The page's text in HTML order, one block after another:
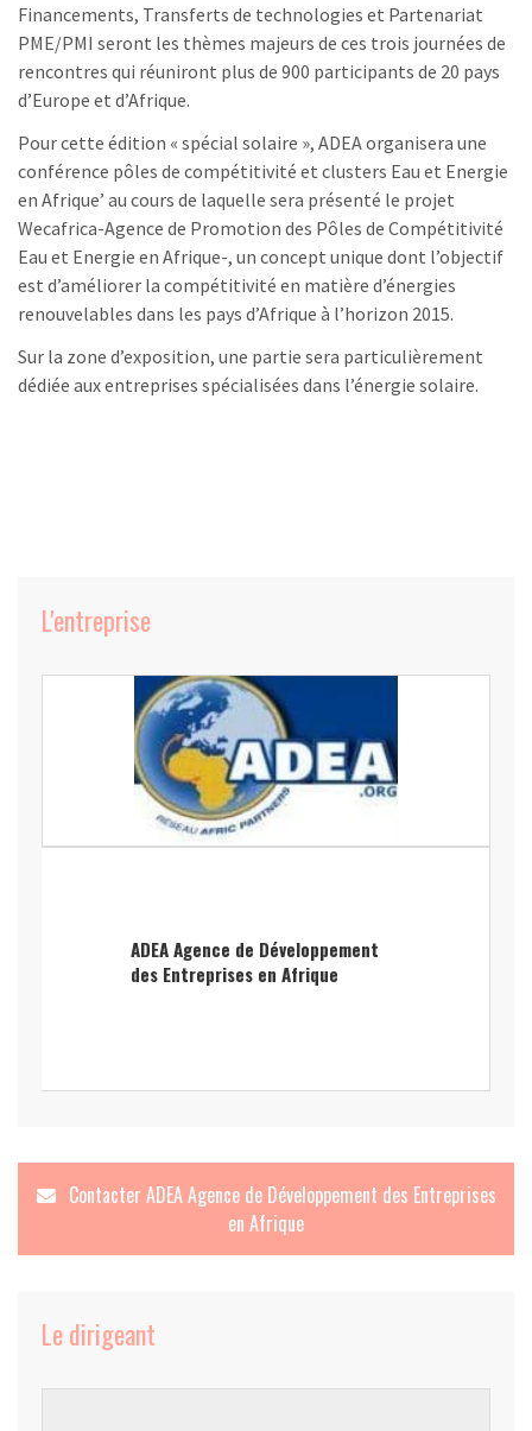
Financements, Transferts de technologies et Partenariat
PME/PMI seront les thèmes majeurs de ces trois journées de
rencontres qui réuniront plus de 900 participants de 20 pays
d’Europe et d’Afrique.
Pour cette édition « spécial solaire », ADEA organisera une
conférence pôles de compétitivité et clusters Eau et Energie
en Afrique’ au cours de laquelle sera présenté le projet
Wecafrica-Agence de Promotion des Pôles de Compétitivité
Eau et Energie en Afrique-, un concept unique dont l’objectif
est d’améliorer la compétitivité en matière d’énergies
renouvelables dans les pays d’Afrique à l’horizon 2015.
Sur la zone d’exposition, une partie sera particulièrement
dédiée aux entreprises spécialisées dans l’énergie solaire.
L'entreprise
ADEA Agence de Développement
des Entreprises en Afrique
Contacter ADEA Agence de Développement des Entreprises
en Afrique
Le dirigeant